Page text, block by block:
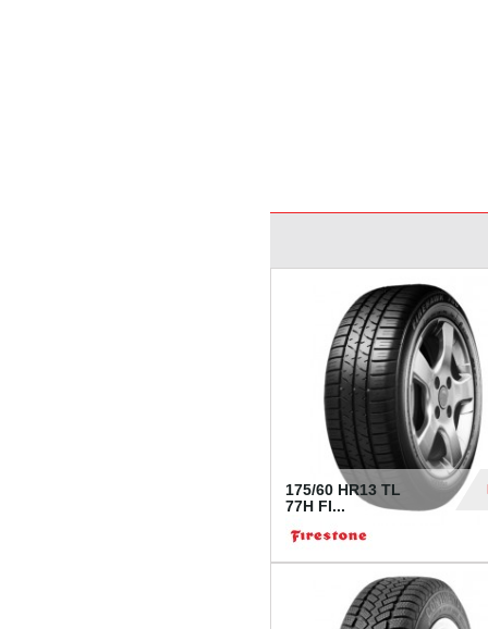
175/60 HR13 TL
77H FI...